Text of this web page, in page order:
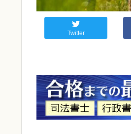
Twitter